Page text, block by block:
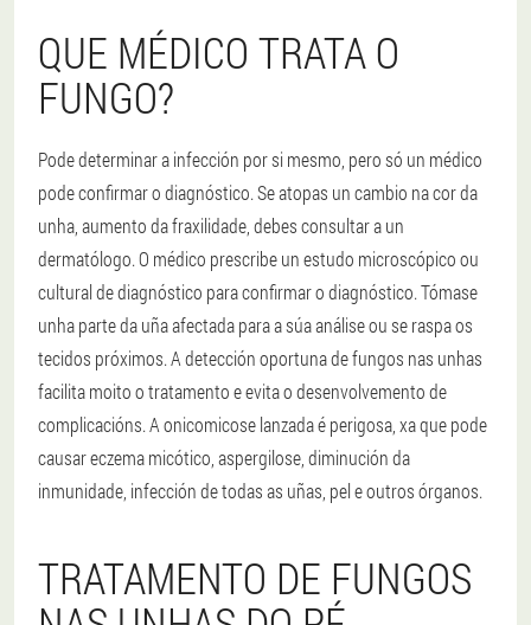
QUE MÉDICO TRATA O
FUNGO?
Pode determinar a infección por si mesmo, pero só un médico
pode confirmar o diagnóstico. Se atopas un cambio na cor da
unha, aumento da fraxilidade, debes consultar a un
dermatólogo. O médico prescribe un estudo microscópico ou
cultural de diagnóstico para confirmar o diagnóstico. Tómase
unha parte da uña afectada para a súa análise ou se raspa os
tecidos próximos. A detección oportuna de fungos nas unhas
facilita moito o tratamento e evita o desenvolvemento de
complicacións. A onicomicose lanzada é perigosa, xa que pode
causar eczema micótico, aspergilose, diminución da
inmunidade, infección de todas as uñas, pel e outros órganos.
TRATAMENTO DE FUNGOS